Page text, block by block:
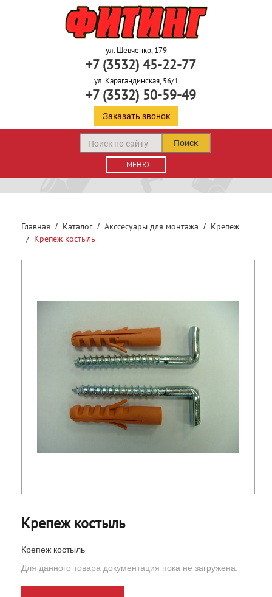
ул. Шевченко, 179
+7 (3532) 45-22-77
ул. Карагандинская, 56/1
+7 (3532) 50-59-49
Заказать звонок
МЕНЮ
Поиск
Главная Каталог Акссесуары для монтажа
Крепеж
Крепеж костыль
Крепеж костыль
Крепеж костыль
Для данного товара документация пока не загружена.